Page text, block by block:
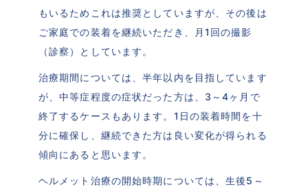
もいるためこれは推奨としていますが、その後は
ご家庭での装着を継続いただき、月1回の撮影
（診察）としています。
治療期間については、半年以内を目指しています
が、中等症程度の症状だった方は、3～4ヶ月で
終了するケースもあります。1日の装着時間を十
分に確保し、継続できた方は良い変化が得られる
傾向にあると思います。
ヘルメット治療の開始時期については、生後5～